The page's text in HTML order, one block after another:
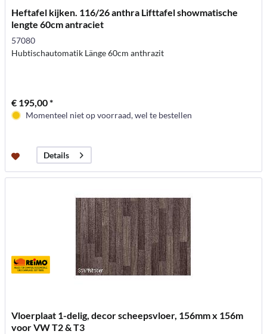
Heftafel kijken. 116/26 anthra Lifttafel showmatische
lengte 60cm antraciet
57080
Hubtischautomatik Länge 60cm anthrazit
€ 195,00 *
Momenteel niet op voorraad, wel te bestellen
Details
Vloerplaat 1-delig, decor scheepsvloer, 156mm x 156m
voor VW T2 & T3